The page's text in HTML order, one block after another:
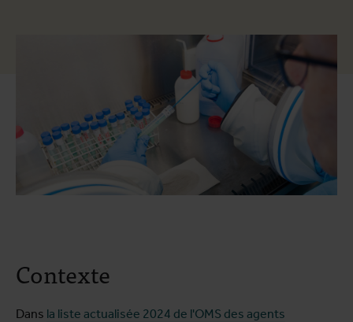
Contexte
Dans la liste actualisée 2024 de l'OMS des agents